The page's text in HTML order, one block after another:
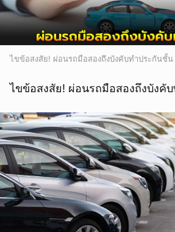
ไขข้อสงสัย! ผ่อนรถมือสองถึงบังคับทำประกันชั้น
ไขข้อสงสัย! ผ่อนรถมือสองถึงบังคั